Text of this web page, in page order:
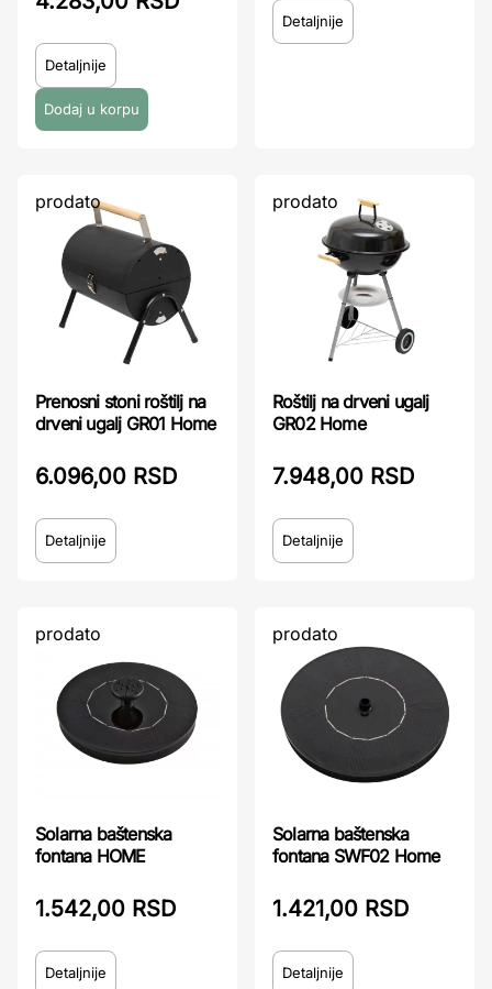
Detaljnije
Detaljnije
prodato
Prenosni stoni roštilj na
drveni ugalj GR01 Home
6.096,00 RSD
Detaljnije
prodato
Roštilj na drveni ugalj
GR02 Home
7.948,00 RSD
Detaljnije
prodato
Solarna baštenska
fontana HOME
1.542,00 RSD
Detaljnije
prodato
Solarna baštenska
fontana SWF02 Home
1.421,00 RSD
Detaljnije